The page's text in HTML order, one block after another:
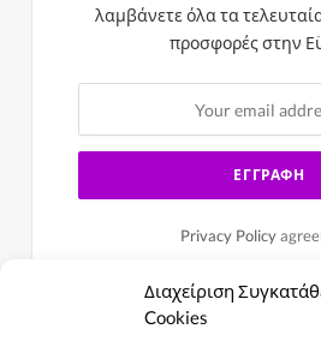
Διαχείριση
Cookies
λαμβάνετε όλα τα
προσφορές στην
Privacy Policy